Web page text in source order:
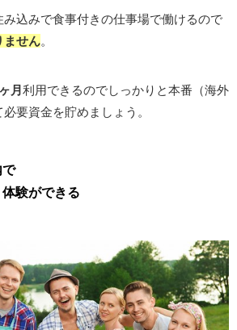
み込みで食事付きの仕事場で働けるので
ません。
月 利用できるのでしっかりと本番（海外
要資金を貯めましょう。
で
験ができる